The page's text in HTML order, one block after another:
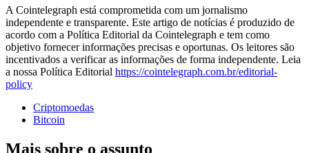
A Cointelegraph está comprometida com um jornalismo
independente e transparente. Este artigo de notícias é produzido de
acordo com a Política Editorial da Cointelegraph e tem como
objetivo fornecer informações precisas e oportunas. Os leitores são
incentivados a verificar as informações de forma independente. Leia
a nossa Política Editorial https://cointelegraph.com.br/editorial-
policy
Criptomoedas
Bitcoin
Mais sobre o assunto